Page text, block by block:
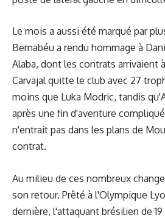
Le mois a aussi été marqué par
Bernabéu a rendu hommage à
Alaba, dont les contrats arrivaient
Carvajal quitte le club avec 27
moins que Luka Modric, tandis
après une fin d'aventure
n'entrait pas dans les plans de
contrat.
Au milieu de ces nombreux
son retour. Prêté à l'Olympique
dernière, l'attaquant brésilien de